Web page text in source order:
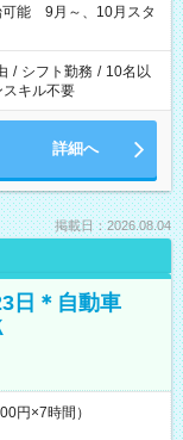
ど、ご希望があれば教
時間。 合計で週40時
能 9月～、10月スタ
/ シフト勤務 / 10名以
スキル不要
詳細へ
掲載日：2026.08.04
日＊自動車
円×7時間）